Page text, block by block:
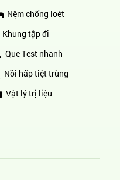
Nệm chống loét
Khung tập đi
Que Test nhanh
Nồi hấp tiệt trùng
Vật lý trị liệu